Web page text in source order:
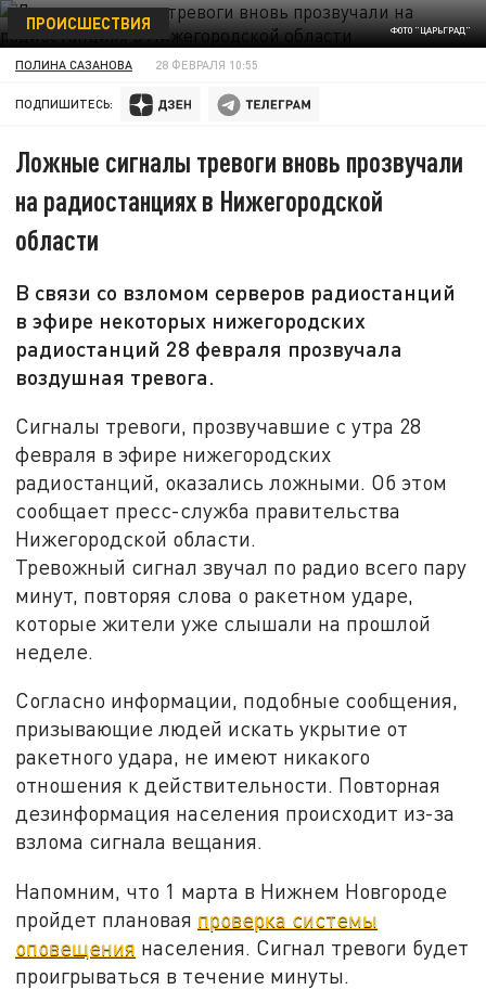
ФОТО "ЦАРЬГРАД"
ПРОИСШЕСТВИЯ
ПОЛИНА САЗАНОВА 28 ФЕВРАЛЯ 10:55
ПОДПИШИТЕСЬ:
Ложные сигналы тревоги вновь прозвучали
на радиостанциях в Нижегородской
области
В связи со взломом серверов радиостанций
в эфире некоторых нижегородских
радиостанций 28 февраля прозвучала
воздушная тревога.
Сигналы тревоги, прозвучавшие с утра 28
февраля в эфире нижегородских
радиостанций, оказались ложными. Об этом
сообщает пресс-служба правительства
Нижегородской области.
Тревожный сигнал звучал по радио всего пару
минут, повторяя слова о ракетном ударе,
которые жители уже слышали на прошлой
неделе.
Согласно информации, подобные сообщения,
призывающие людей искать укрытие от
ракетного удара, не имеют никакого
отношения к действительности. Повторная
дезинформация населения происходит из-за
взлома сигнала вещания.
Напомним, что 1 марта в Нижнем Новгороде
пройдет плановая проверка системы
оповещения населения. Сигнал тревоги будет
проигрываться в течение минуты.